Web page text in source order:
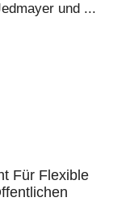
und ...
Für Flexible